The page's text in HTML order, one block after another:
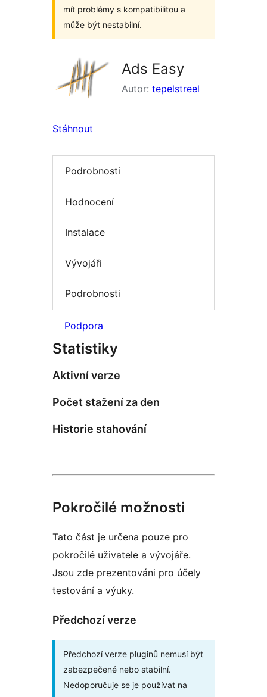
mít problémy s kompatibilitou a
může být nestabilní.
Ads Easy
Autor: tepelstreel
Stáhnout
Podrobnosti
Hodnocení
Instalace
Vývojáři
Podrobnosti
Podpora
Statistiky
Aktivní verze
Počet stažení za den
Historie stahování
Pokročilé možnosti
Tato část je určena pouze pro
pokročilé uživatele a vývojáře.
Jsou zde prezentováni pro účely
testování a výuky.
Předchozí verze
Předchozí verze pluginů nemusí být
zabezpečené nebo stabilní.
Nedoporučuje se je používat na